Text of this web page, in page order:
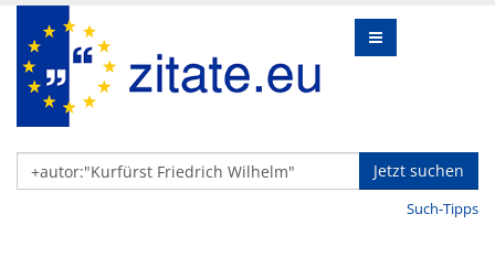
Jetzt suchen
Such-Tipps